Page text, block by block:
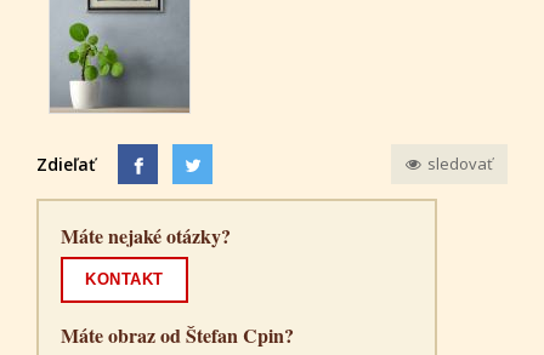
Zdieľať sledovať
Máte nejaké otázky?
KONTAKT
Máte obraz od Štefan Cpin?